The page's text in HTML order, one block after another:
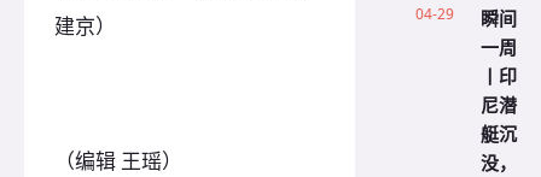
建京）
（编辑 王瑶）
04-29
瞬间
一周
丨印
尼潜
艇沉
没，